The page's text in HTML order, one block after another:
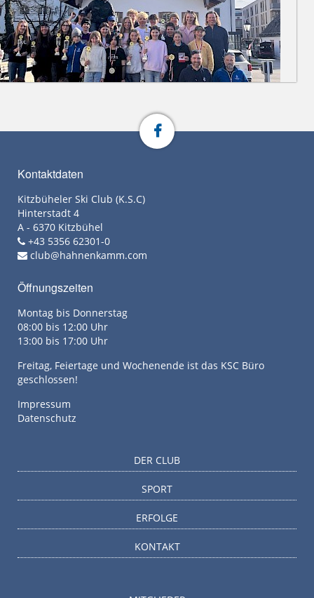
Kontaktdaten
Kitzbüheler Ski Club (K.S.C)
Hinterstadt 4
A - 6370 Kitzbühel
+43 5356 62301-0
club@hahnenkamm.com
Öffnungszeiten
Montag bis Donnerstag
08:00 bis 12:00 Uhr
13:00 bis 17:00 Uhr
Freitag, Feiertage und Wochenende ist das KSC Büro
geschlossen!
Impressum
Datenschutz
DER CLUB
SPORT
ERFOLGE
KONTAKT